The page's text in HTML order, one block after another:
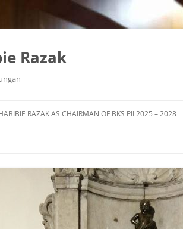
Razak
RAZAK AS CHAIRMAN OF BKS PII 2025 – 2028